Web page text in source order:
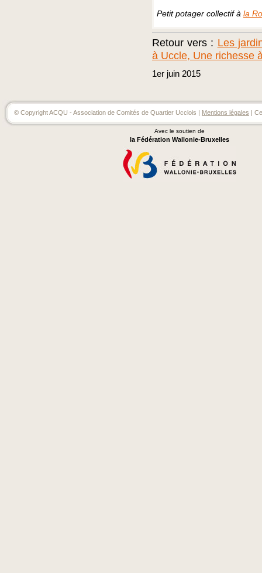
Petit potager collectif à la
Retour vers : Les
à Uccle, Une richesse
1er juin 2015
© Copyright ACQU - Association de Comités de Quartier Ucclois | Mentions légales |
Avec le soutien de
la Fédération Wallonie-Bruxelles